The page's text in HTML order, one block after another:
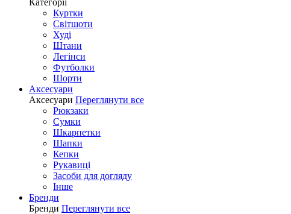
Категорії
Куртки
Світшоти
Худі
Штани
Легінси
Футболки
Шорти
Аксесуари
Аксесуари Переглянути все
Рюкзаки
Сумки
Шкарпетки
Шапки
Кепки
Рукавиці
Засоби для догляду
Інше
Бренди
Бренди Переглянути все